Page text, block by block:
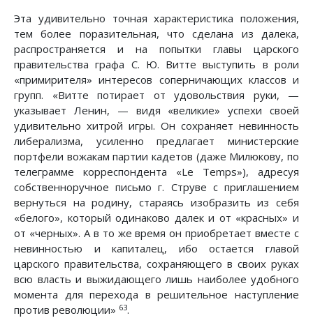
Эта удивительно точная характеристика положения,
тем более поразительная, что сделана из далека,
распространяется и на попытки главы царского
правительства графа С. Ю. Витте выступить в роли
«примирителя» интересов соперничающих классов и
групп. «Витте потирает от удовольствия руки, —
указывает Ленин, — видя «великие» успехи своей
удивительно хитрой игры. Он сохраняет невинность
либерализма, усиленно предлагает министерские
портфели вожакам партии кадетов (даже Милюкову, по
телеграмме корреспондента «Le Temps»), адресуя
собственноручное письмо г. Струве с приглашением
вернуться на родину, стараясь изобразить из себя
«белого», который одинаково далек и от «красных» и
от «черных». А в то же время он приобретает вместе с
невинностью и капиталец, ибо остается главой
царского правительства, сохраняющего в своих руках
всю власть и выжидающего лишь наиболее удобного
момента для перехода в решительное наступление
против революции» 63.